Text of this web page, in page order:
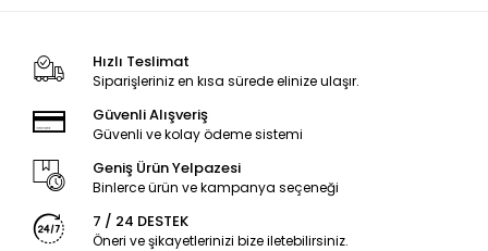
Hızlı Teslimat
Siparişleriniz en kısa sürede elinize ulaşır.
Güvenli Alışveriş
Güvenli ve kolay ödeme sistemi
Geniş Ürün Yelpazesi
Binlerce ürün ve kampanya seçeneği
7 / 24 DESTEK
Öneri ve şikayetlerinizi bize iletebilirsiniz.